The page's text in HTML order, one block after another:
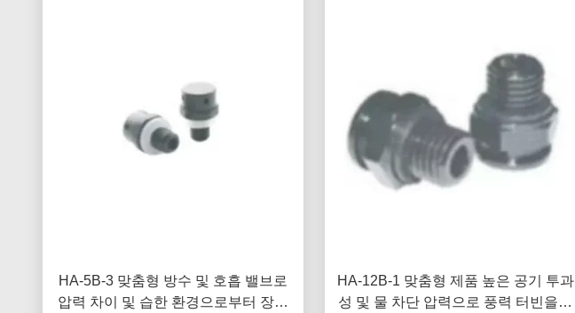
HA-5B-3 맞춤형 방수 및 호흡 밸브로
압력 차이 및 습한 환경으로부터 장비
HA-12B-1 맞춤형 제품 높은 공기 투과
성 및 물 차단 압력으로 풍력 터빈을위